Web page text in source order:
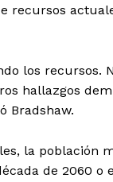
recursos
los recursos.
hallazgos
Bradshaw.
la población
de 2060 o